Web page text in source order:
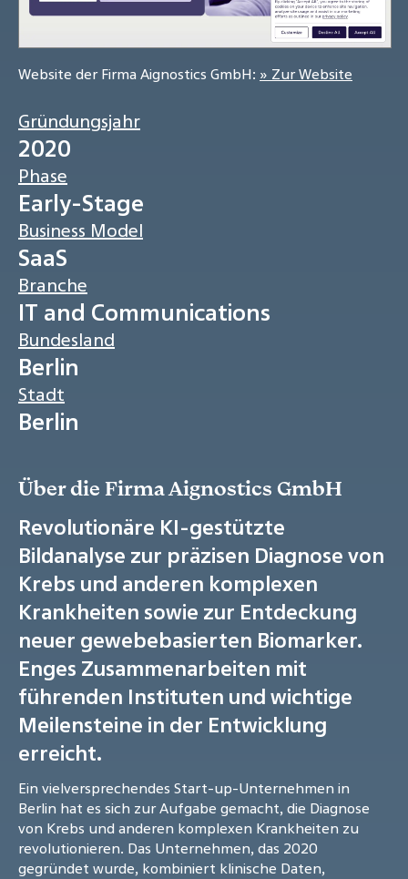
Website der Firma Aignostics GmbH: » Zur Website
Gründungsjahr
2020
Phase
Early-Stage
Business Model
SaaS
Branche
IT and Communications
Bundesland
Berlin
Stadt
Berlin
Über die Firma Aignostics GmbH
Revolutionäre KI-gestützte
Bildanalyse zur präzisen Diagnose von
Krebs und anderen komplexen
Krankheiten sowie zur Entdeckung
neuer gewebebasierten Biomarker.
Enges Zusammenarbeiten mit
führenden Instituten und wichtige
Meilensteine in der Entwicklung
erreicht.
Ein vielversprechendes Start-up-Unternehmen in
Berlin hat es sich zur Aufgabe gemacht, die Diagnose
von Krebs und anderen komplexen Krankheiten zu
revolutionieren. Das Unternehmen, das 2020
gegründet wurde, kombiniert klinische Daten,